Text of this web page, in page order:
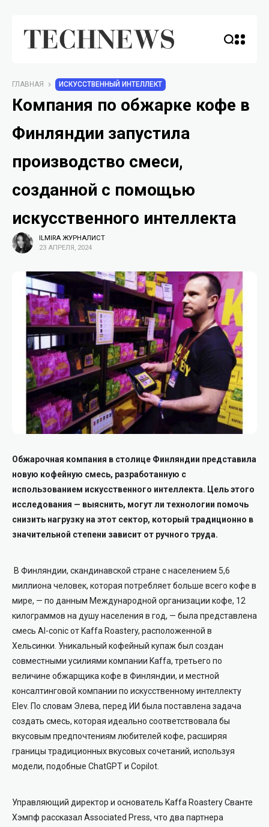
ГЛАВНАЯ ИСКУССТВЕННЫЙ ИНТЕЛЛЕКТ
Компания по обжарке кофе в
Финляндии запустила
производство смеси,
созданной с помощью
искусственного интеллекта
ILMIRA ЖУРНАЛИСТ
23 АПРЕЛЯ, 2024
Обжарочная компания в столице Финляндии представила
новую кофейную смесь, разработанную с
использованием искусственного интеллекта. Цель этого
исследования — выяснить, могут ли технологии помочь
снизить нагрузку на этот сектор, который традиционно в
значительной степени зависит от ручного труда.
В Финляндии, скандинавской стране с населением 5,6
миллиона человек, которая потребляет больше всего кофе в
мире, — по данным Международной организации кофе, 12
килограммов на душу населения в год, — была представлена
смесь AI-conic от Kaffa Roastery, расположенной в
Хельсинки. Уникальный кофейный купаж был создан
совместными усилиями компании Kaffa, третьего по
величине обжарщика кофе в Финляндии, и местной
консалтинговой компании по искусственному интеллекту
Elev. По словам Элева, перед ИИ была поставлена задача
создать смесь, которая идеально соответствовала бы
вкусовым предпочтениям любителей кофе, расширяя
границы традиционных вкусовых сочетаний, используя
модели, подобные ChatGPT и Copilot.
Управляющий директор и основатель Kaffa Roastery Сванте
Хэмпф рассказал Associated Press, что два партнера